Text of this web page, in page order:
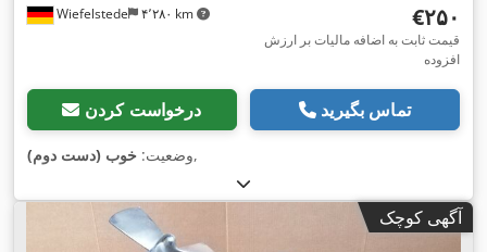
Wiefelstede ۴٬۲۸۰ km ‎€۲۵۰
قیمت ثابت به اضافه مالیات بر ارزش
افزوده
درخواست کردن تماس بگیرید
وضعیت: خوب (دست دوم) ,
آگهی کوچک